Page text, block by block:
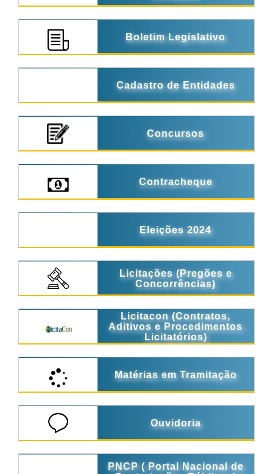
Boletim Legislativo
Cadastro de Entidades
Concursos
Contracheque
Eleições 2024
Licitações (Pregões e
Concorrências)
Licitacon (Contratos,
Aditivos e Procedimentos
Licitatórios)
Matérias em Tramitação
Ouvidoria
PNCP ( Portal Nacional de